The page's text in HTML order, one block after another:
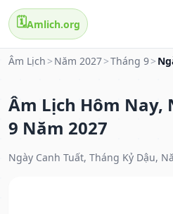
🗓️Amlich.org
Âm Lịch > Năm 2027>Tháng 9>
Âm Lịch Hôm Nay,
9 Năm 2027
Ngày Canh Tuất, Tháng Kỷ Dậu,